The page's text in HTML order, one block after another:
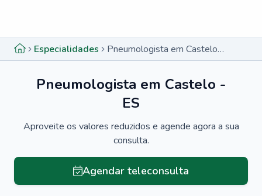
Especialidades Pneumologista em Castelo - ES
Pneumologista em Castelo -
ES
Aproveite os valores reduzidos e agende agora a sua
consulta.
Agendar teleconsulta